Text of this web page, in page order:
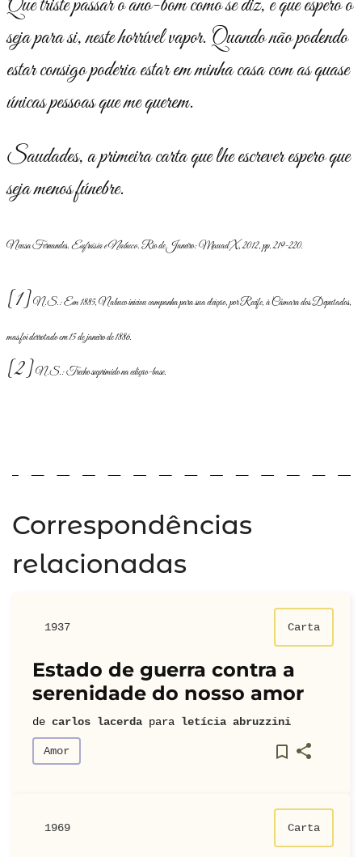
Que triste passar o ano-bom como se diz, e que espero o
seja para si, neste horrível vapor. Quando não podendo
estar consigo poderia estar em minha casa com as quase
únicas pessoas que me querem.
Saudades, a primeira carta que lhe escrever espero que
seja menos fúnebre.
Neusa Fernandes.Eufrásia e Nabuco. Rio de Janeiro: Mauad X, 2012, pp. 219-220.
[1]N.S.: Em 1885, Nabuco iniciou campanha para sua eleição, por Recife, à Câmara dos Deputados,
mas foi derrotado em 15 de janeiro de 1886.
[2]N.S.: Trecho suprimido na edição-base.
Correspondências
relacionadas
1937 Carta
Estado de guerra contra a
serenidade do nosso amor
de carlos lacerda para letícia abruzzini
Amor
1969 Carta